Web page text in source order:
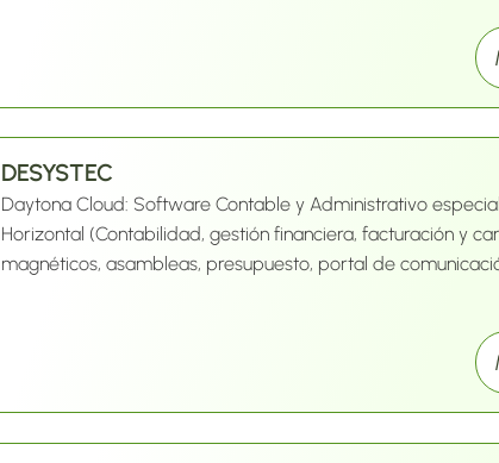
DESYSTEC
Daytona Cloud: Software Contable y Administrativo
Horizontal (Contabilidad, gestión financiera, facturación y
magnéticos, asambleas, presupuesto, portal de